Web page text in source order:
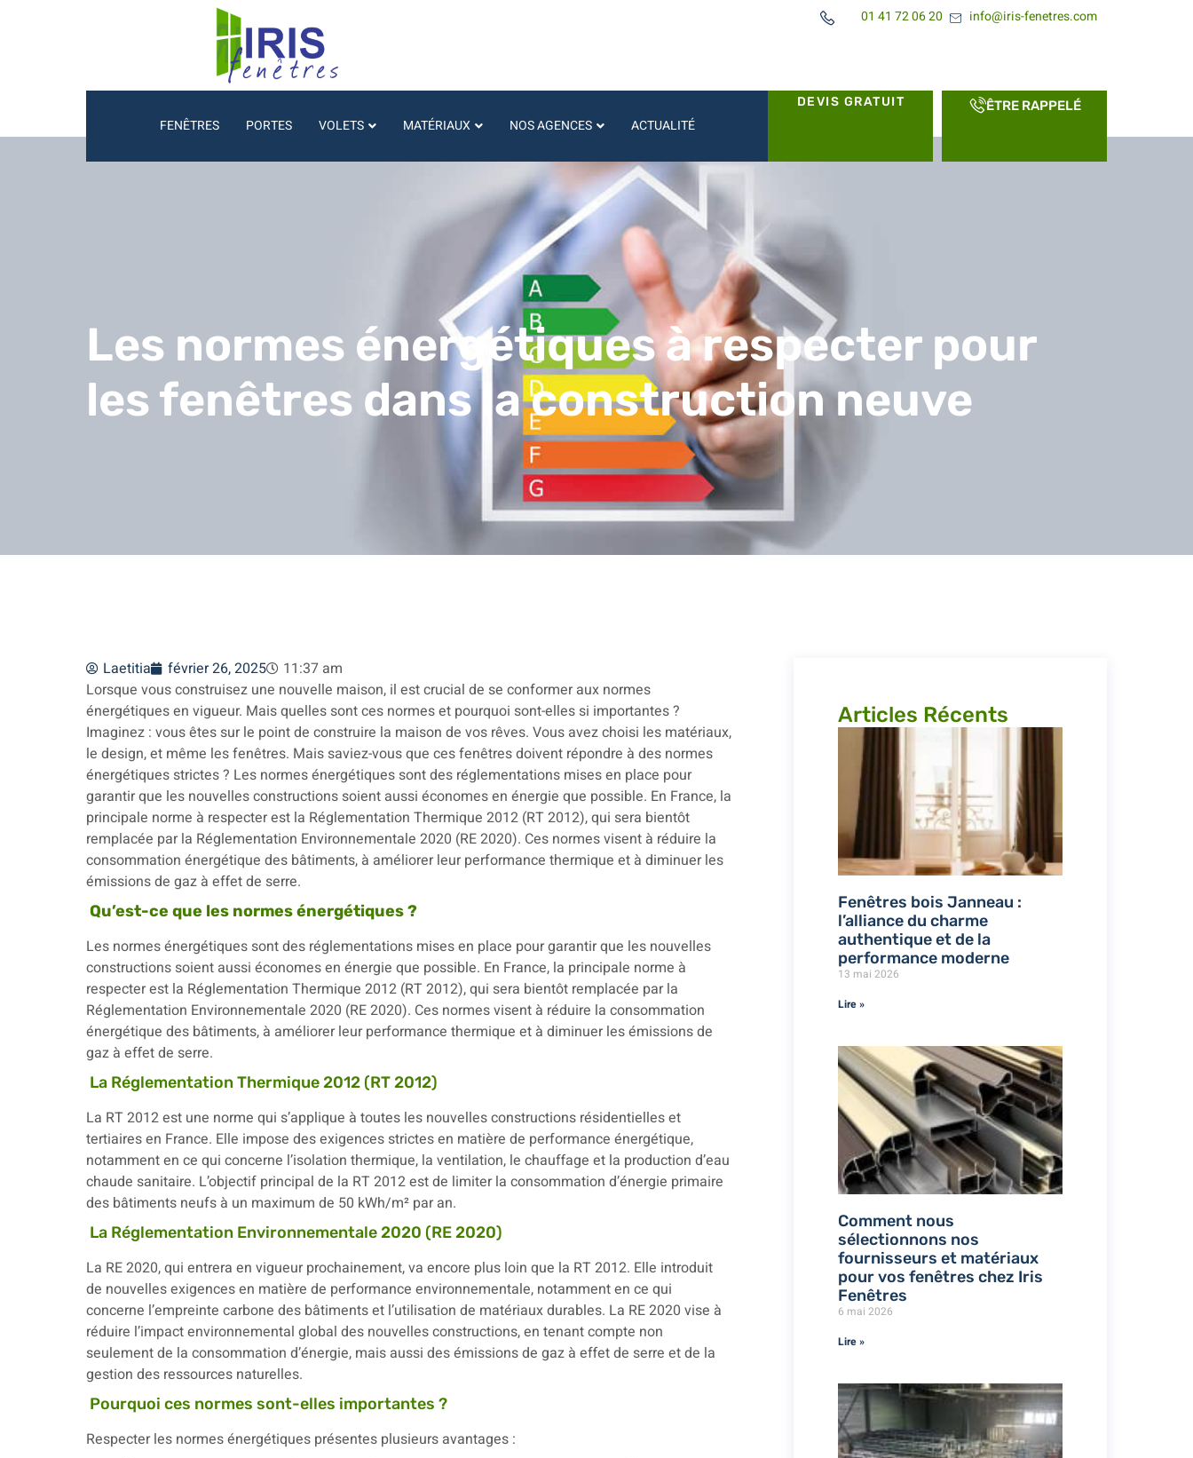
01 41 72 06 20 info@iris-fenetres.com
FENÊTRES PORTES VOLETS MATÉRIAUX NOS AGENCES ACTUALITÉ
DEVIS GRATUIT ÊTRE RAPPELÉ
Les normes énergétiques à respecter pour
les fenêtres dans la construction neuve
Laetitia février 26, 2025
11:37 am
Lorsque vous construisez une nouvelle maison, il est crucial de se conformer aux normes
énergétiques en vigueur. Mais quelles sont ces normes et pourquoi sont-elles si importantes ?
Imaginez : vous êtes sur le point de construire la maison de vos rêves. Vous avez choisi les matériaux,
le design, et même les fenêtres. Mais saviez-vous que ces fenêtres doivent répondre à des normes
énergétiques strictes ? Les normes énergétiques sont des réglementations mises en place pour
garantir que les nouvelles constructions soient aussi économes en énergie que possible. En France, la
principale norme à respecter est la Réglementation Thermique 2012 (RT 2012), qui sera bientôt
remplacée par la Réglementation Environnementale 2020 (RE 2020). Ces normes visent à réduire la
consommation énergétique des bâtiments, à améliorer leur performance thermique et à diminuer les
émissions de gaz à effet de serre.
Qu’est-ce que les normes énergétiques ?
Les normes énergétiques sont des réglementations mises en place pour garantir que les nouvelles
constructions soient aussi économes en énergie que possible. En France, la principale norme à
respecter est la Réglementation Thermique 2012 (RT 2012), qui sera bientôt remplacée par la
Réglementation Environnementale 2020 (RE 2020). Ces normes visent à réduire la consommation
énergétique des bâtiments, à améliorer leur performance thermique et à diminuer les émissions de
gaz à effet de serre.
La Réglementation Thermique 2012 (RT 2012)
La RT 2012 est une norme qui s’applique à toutes les nouvelles constructions résidentielles et
tertiaires en France. Elle impose des exigences strictes en matière de performance énergétique,
notamment en ce qui concerne l’isolation thermique, la ventilation, le chauffage et la production d’eau
chaude sanitaire. L’objectif principal de la RT 2012 est de limiter la consommation d’énergie primaire
des bâtiments neufs à un maximum de 50 kWh/m² par an.
La Réglementation Environnementale 2020 (RE 2020)
La RE 2020, qui entrera en vigueur prochainement, va encore plus loin que la RT 2012. Elle introduit
de nouvelles exigences en matière de performance environnementale, notamment en ce qui
concerne l’empreinte carbone des bâtiments et l’utilisation de matériaux durables. La RE 2020 vise à
réduire l’impact environnemental global des nouvelles constructions, en tenant compte non
seulement de la consommation d’énergie, mais aussi des émissions de gaz à effet de serre et de la
gestion des ressources naturelles.
Pourquoi ces normes sont-elles importantes ?
Respecter les normes énergétiques présentes plusieurs avantages :
Articles Récents
Fenêtres bois Janneau :
l’alliance du charme
authentique et de la
performance moderne
13 mai 2026
Lire »
Comment nous
sélectionnons nos
fournisseurs et matériaux
pour vos fenêtres chez Iris
Fenêtres
6 mai 2026
Lire »